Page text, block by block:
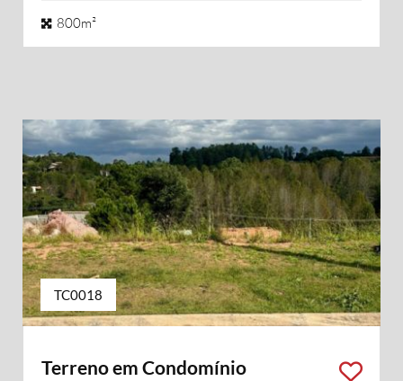
800m²
TC0018
Terreno em Condomínio